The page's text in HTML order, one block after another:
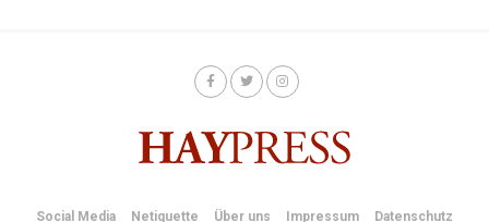
Social Media Netiquette Über uns Impressum Datenschutz